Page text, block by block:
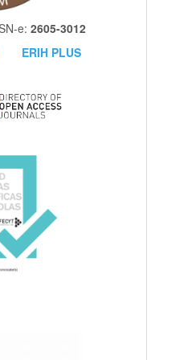
e: 2605-3012
ERIH PLUS